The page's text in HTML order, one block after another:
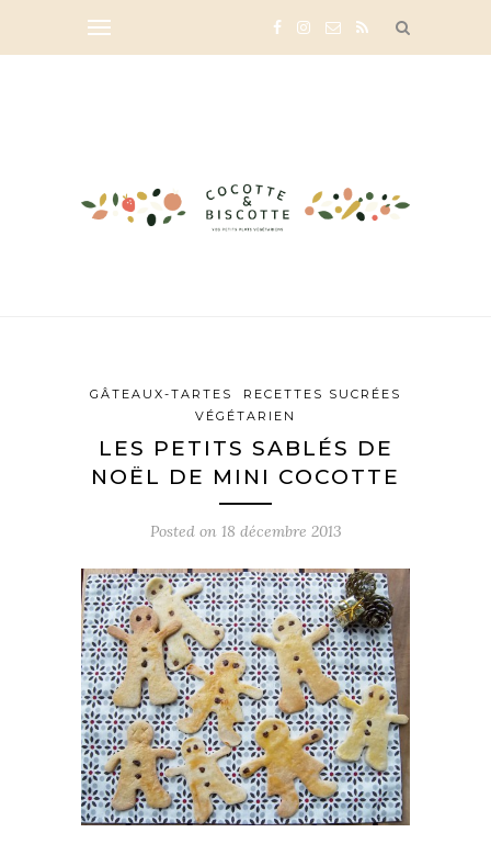
GÂTEAUX-TARTES
RECETTES SUCRÉES
VÉGÉTARIEN
LES PETITS SABLÉS DE
NOËL DE MINI COCOTTE
Posted on 18 décembre 2013